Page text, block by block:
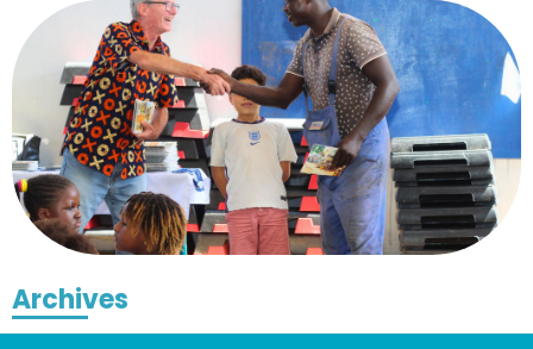
Archives